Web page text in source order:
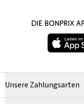
DIE BONPRIX
Unsere Zahlungsarten